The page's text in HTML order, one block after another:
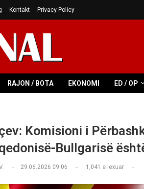
Kontakt Privacy Policy
RAJON / BOTA EKONOMI ED / OP
Komisioni i
Bullgarisë
29.06.2026 09:06 1,041 e lexuar